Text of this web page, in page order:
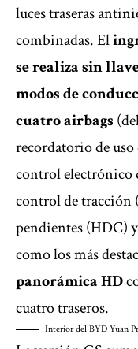
luces traseras
combinadas. El
se realiza sin
modos de
cuatro airbags
recordatorio de
control electrónico
control de tracción
pendientes (HDC)
como los más
panorámica HD
cuatro traseros.
Interior del BYD Yuan